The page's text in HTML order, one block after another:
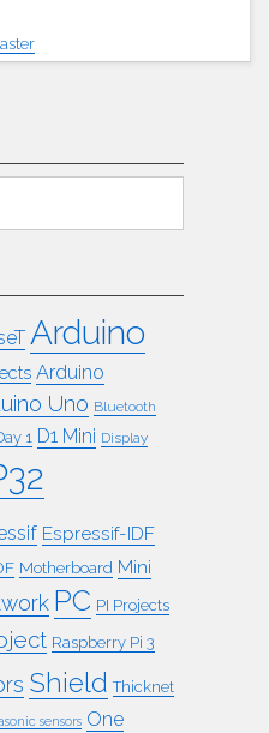
Search
Arduino
Arduino
Uno Bluetooth
1 D1 Mini Display
Espressif-IDF
Motherboard Mini
PC PI Projects
Raspberry Pi 3
Shield Thicknet
sensors One